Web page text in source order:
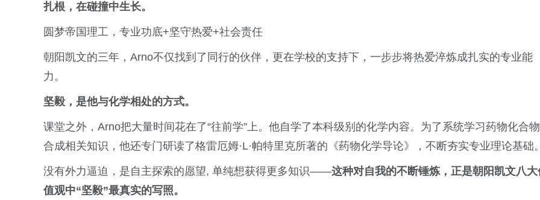
扎根，在碰撞中生长。
圆梦帝国理工，专业功底+坚守热爱+社会责任
朝阳凯文的三年，Arno不仅找到了同行的伙伴，更在学校的支持下，一步步将热爱淬炼成扎实的专业能
力。
坚毅，是他与化学相处的方式。
课堂之外，Arno把大量时间花在了“往前学”上。他自学了本科级别的化学内容。为了系统学习药物化合物
合成相关知识，他还专门研读了格雷厄姆·L·帕特里克所著的《药物化学导论》，不断夯实专业理论基础。
没有外力逼迫，是自主探索的愿望, 单纯想获得更多知识——这种对自我的不断锤炼，正是朝阳凯文八大
值观中“坚毅”最真实的写照。